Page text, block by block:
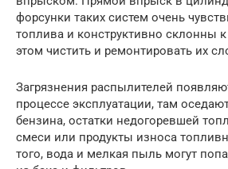
форсунки таких систем очень
топлива и конструктивно склонны
этом чистить и ремонтировать их
Загрязнения распылителей
процессе эксплуатации, там
бензина, остатки недогоревшей
смеси или продукты износа
того, вода и мелкая пыль могут